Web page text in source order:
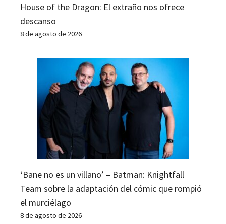
House of the Dragon: El extraño nos ofrece
descanso
8 de agosto de 2026
‘Bane no es un villano’ – Batman: Knightfall
Team sobre la adaptación del cómic que rompió
el murciélago
8 de agosto de 2026